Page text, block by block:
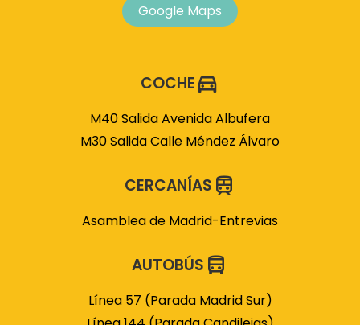
Google Maps
COCHE
M40 Salida Avenida Albufera
M30 Salida Calle Méndez Álvaro
CERCANÍAS
Asamblea de Madrid-Entrevias
AUTOBÚS
Línea 57 (Parada Madrid Sur)